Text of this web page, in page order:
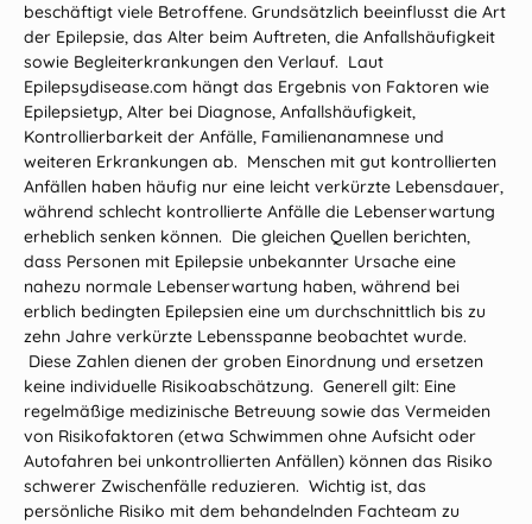
beschäftigt viele Betroffene. Grundsätzlich beeinflusst die Art
der Epilepsie, das Alter beim Auftreten, die Anfallshäufigkeit
sowie Begleiterkrankungen den Verlauf. Laut
Epilepsydisease.com hängt das Ergebnis von Faktoren wie
Epilepsietyp, Alter bei Diagnose, Anfallshäufigkeit,
Kontrollierbarkeit der Anfälle, Familienanamnese und
weiteren Erkrankungen ab. Menschen mit gut kontrollierten
Anfällen haben häufig nur eine leicht verkürzte Lebensdauer,
während schlecht kontrollierte Anfälle die Lebenserwartung
erheblich senken können. Die gleichen Quellen berichten,
dass Personen mit Epilepsie unbekannter Ursache eine
nahezu normale Lebenserwartung haben, während bei
erblich bedingten Epilepsien eine um durchschnittlich bis zu
zehn Jahre verkürzte Lebensspanne beobachtet wurde.
Diese Zahlen dienen der groben Einordnung und ersetzen
keine individuelle Risikoabschätzung. Generell gilt: Eine
regelmäßige medizinische Betreuung sowie das Vermeiden
von Risikofaktoren (etwa Schwimmen ohne Aufsicht oder
Autofahren bei unkontrollierten Anfällen) können das Risiko
schwerer Zwischenfälle reduzieren. Wichtig ist, das
persönliche Risiko mit dem behandelnden Fachteam zu